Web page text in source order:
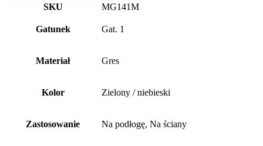
SKU MG141M
Gatunek Gat. 1
Materiał Gres
Kolor Zielony / niebieski
Zastosowanie Na podłogę, Na ściany